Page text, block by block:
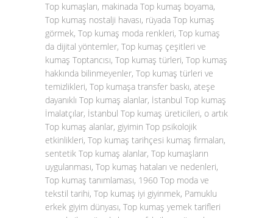
Top kumaşları, makinada Top kumaş boyama,
Top kumaş nostalji havası, rüyada Top kumaş
görmek, Top kumaş moda renkleri, Top kumaş
da dijital yöntemler, Top kumaş çeşitleri ve
kumaş Toptancısı, Top kumaş türleri, Top kumaş
hakkında bilinmeyenler, Top kumaş türleri ve
temizlikleri, Top kumaşa transfer baskı, ateşe
dayanıklı Top kumaş alanlar, İstanbul Top kumaş
İmalatçılar, İstanbul Top kumaş üreticileri, o artık
Top kumaş alanlar, giyimin Top psikolojik
etkinlikleri, Top kumaş tarihçesi kumaş firmaları,
sentetik Top kumaş alanlar, Top kumaşların
uygulanması, Top kumaş hataları ve nedenleri,
Top kumaş tanımlaması, 1960 Top moda ve
tekstil tarihi, Top kumaş iyi giyinmek, Pamuklu
erkek giyim dünyası, Top kumaş yemek tarifleri